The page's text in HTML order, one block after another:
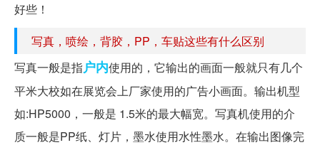
好些！
写真，喷绘，背胶，PP，车贴这些有什么区别
写真一般是指户内使用的，它输出的画面一般就只有几个
平米大校如在展览会上厂家使用的广告小画面。输出机型
如:HP5000，一般是 1.5米的最大幅宽。写真机使用的介
质一般是PP纸、灯片，墨水使用水性墨水。在输出图像完